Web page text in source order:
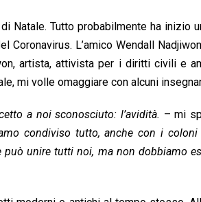
Natale. Tutto probabilmente ha inizio
L’amico Wendall
artista, attivista per i diritti civili e
mi volle omaggiare con alcuni
a noi sconosciuto: l’avidità. – mi
condiviso tutto, anche con i coloni
unire tutti noi, ma non dobbiamo